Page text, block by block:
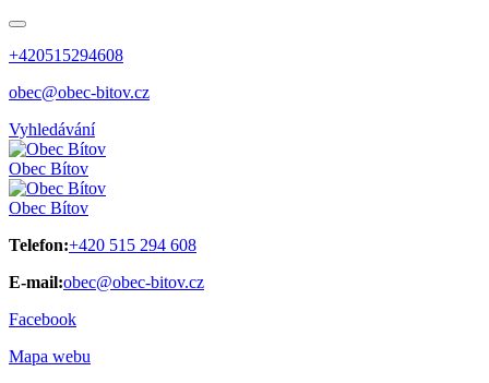
+420515294608
obec@obec-bitov.cz
Vyhledávání
Obec Bítov
Obec Bítov
Telefon:+420 515 294 608
E-mail:obec@obec-bitov.cz
Facebook
Mapa webu